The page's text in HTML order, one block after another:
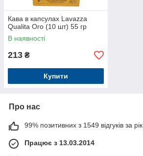
Кава в капсулах Lavazza
Qualita Oro (10 шт) 55 гр
В наявності
213 ₴
Купити
Про нас
99% позитивних з 1549 відгуків за рік
Працює з 13.03.2014